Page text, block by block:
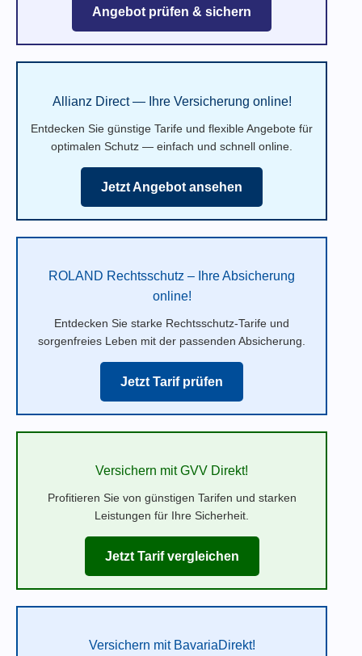
Angebot prüfen & sichern
Allianz Direct — Ihre Versicherung online!
Entdecken Sie günstige Tarife und flexible Angebote für
optimalen Schutz — einfach und schnell online.
Jetzt Angebot ansehen
ROLAND Rechtsschutz – Ihre Absicherung
online!
Entdecken Sie starke Rechtsschutz-Tarife und
sorgenfreies Leben mit der passenden Absicherung.
Jetzt Tarif prüfen
Versichern mit GVV Direkt!
Profitieren Sie von günstigen Tarifen und starken
Leistungen für Ihre Sicherheit.
Jetzt Tarif vergleichen
Versichern mit BavariaDirekt!